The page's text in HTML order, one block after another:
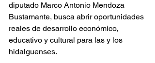
diputado Marco Antonio Mendoza
Bustamante, busca abrir oportunidades
reales de desarrollo económico,
educativo y cultural para las y los
hidalguenses.